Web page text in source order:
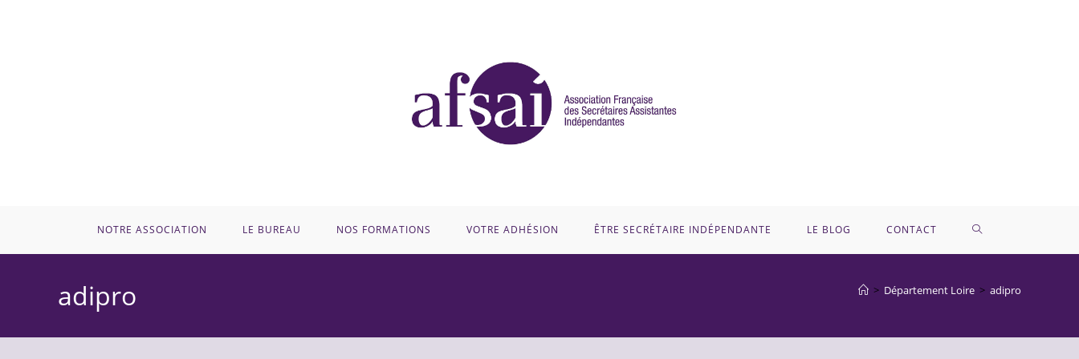
NOTRE ASSOCIATION LE BUREAU NOS FORMATIONS VOTRE ADHÉSION ÊTRE SECRÉTAIRE INDÉPENDANTE LE BLOG CONTACT TOGGLE
adipro > Département Loire > adipro